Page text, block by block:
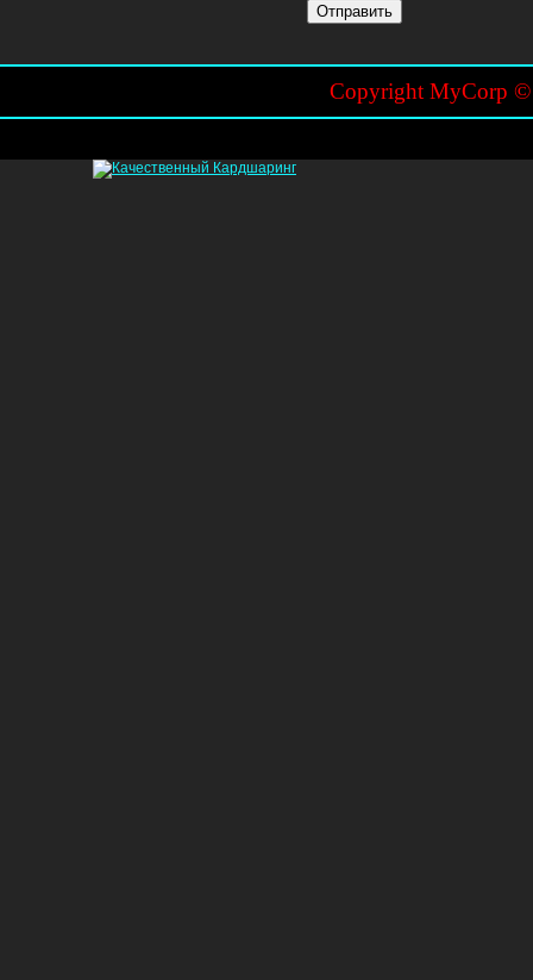
Отправить
Copyright MyCorp